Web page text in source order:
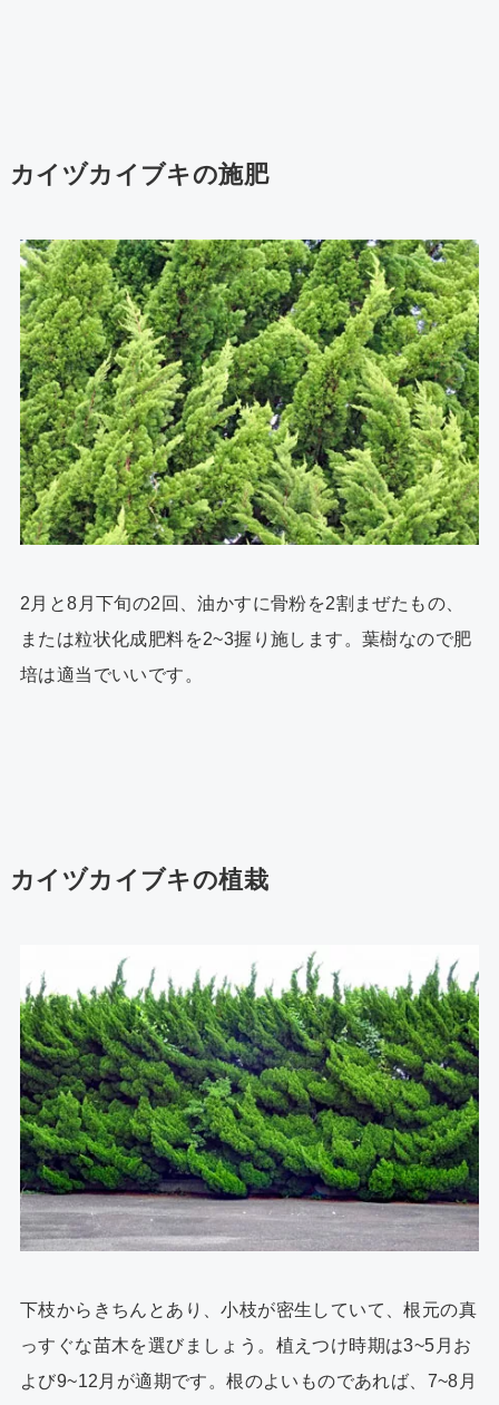
カイヅカイブキの施肥
2月と8月下旬の2回、油かすに骨粉を2割まぜたもの、
または粒状化成肥料を2~3握り施します。葉樹なので肥
培は適当でいいです。
カイヅカイブキの植栽
下枝からきちんとあり、小枝が密生していて、根元の真
っすぐな苗木を選びましょう。植えつけ時期は3~5月お
よび9~12月が適期です。根のよいものであれば、7~8月